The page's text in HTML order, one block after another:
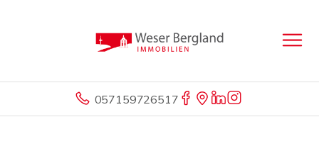
057159726517